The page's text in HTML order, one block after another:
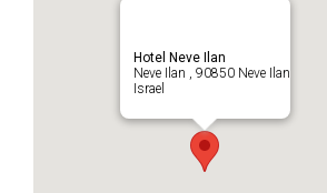
Hotel Neve Ilan
Neve Ilan , 90850 Neve Ilan
Israel